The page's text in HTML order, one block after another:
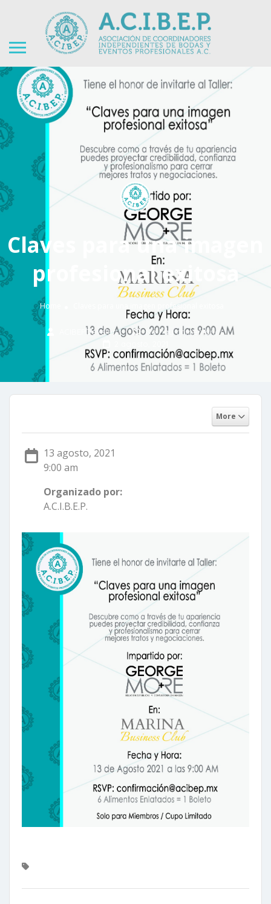
Claves para una imagen
profesional exitosa
Home Claves para una imagen profesional exitosa
ACIBEPDevelop
No hay comentarios
More
13 agosto, 2021
9:00 am
Organizado por:
A.C.I.B.E.P.